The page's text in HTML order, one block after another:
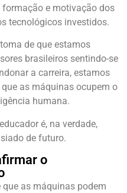
e motivação dos
tecnológicos investidos.
de que estamos
brasileiros sentindo-se
a carreira, estamos
as máquinas ocupem o
humana.
é, na verdade,
de futuro.
o
que as máquinas podem